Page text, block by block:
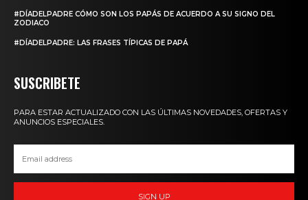
#DÍADELPADRE CÓMO SON LOS PAPÁS DE ACUERDO A SU SIGNO DEL
ZODIACO
#DÍADELPADRE: LAS FRASES TÍPICAS DE PAPÁ
SUSCRIBETE
PARA ESTAR ACTUALIZADO CON LAS ÚLTIMAS NOVEDADES, OFERTAS Y
ANUNCIOS ESPECIALES.
SIGN UP